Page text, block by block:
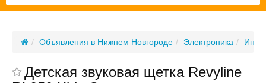
Объявления в Нижнем Новгороде Электроника
Детская звуковая щетка Revyline